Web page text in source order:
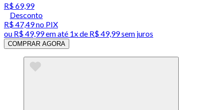
R$ 69,99
Desconto
R$ 47,49no PIX
ou R$ 49,99em até 1x de R$ 49,99sem juros
COMPRAR AGORA